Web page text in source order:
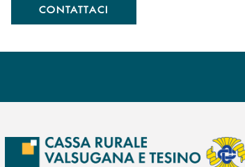
CONTATTACI